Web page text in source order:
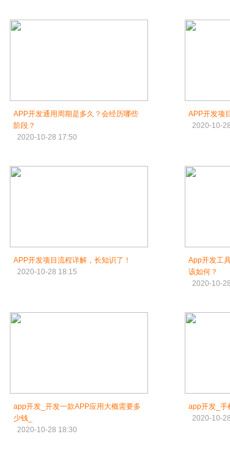
APP开发通用周期是多久？会经历哪些
阶段？
2020-10-28 17:50
APP开发项
2020-10-
APP开发项目流程详解，长知识了！
2020-10-28 18:15
App开发工
该如何？
2020-10-
app开发_开发一款APP应用大概需要多
少钱_
2020-10-28 18:30
app开发_手
2020-10-